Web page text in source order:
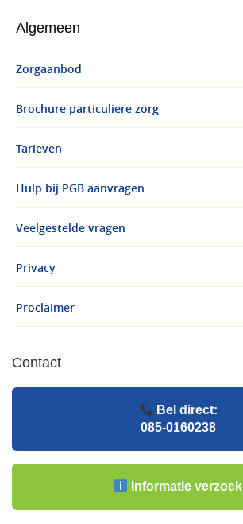
Algemeen
Zorgaanbod
Brochure particuliere zorg
Tarieven
Hulp bij PGB aanvragen
Veelgestelde vragen
Privacy
Proclaimer
Contact
Bel direct:
085-0160238
Informatie verzoek